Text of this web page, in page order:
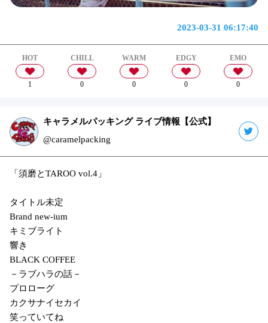
2023-03-31 06:17:40
HOT
1
CHILL
0
WARM
0
EDGY
0
EMO
0
キャラメルパッキング ライブ情報【公式】
@caramelpacking
「須磨とTAROO vol.4」
タイトル未定
Brand new-ium
キミブライト
響き
BLACK COFFEE
－ラブハラの話－
プロローグ
カクサナイセカイ
笑っていてね